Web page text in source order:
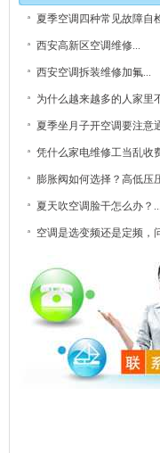
夏季空调四种常见故障自
西安高新区空调维修...
西安空调拆装维修加氟...
为什么越来越多的人家里
夏季坐月子开空调要注意
凭什么家电维修工当乱收
膨胀阀如何选择？高低压
夏天吹空调脸干怎么办？...
空调是选变频还是定频，